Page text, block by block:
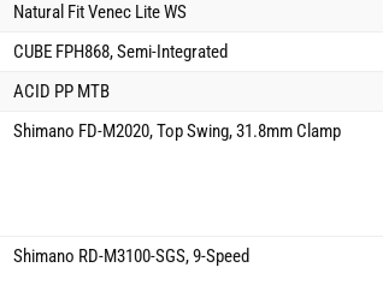
Natural Fit Venec Lite WS
CUBE FPH868, Semi-Integrated
ACID PP MTB
Shimano FD-M2020, Top Swing, 31.8mm Clamp
Shimano RD-M3100-SGS, 9-Speed